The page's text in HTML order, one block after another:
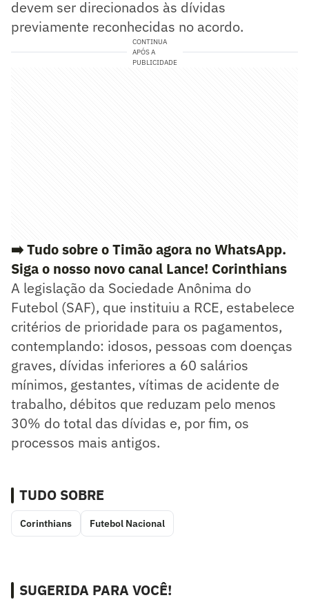
devem ser direcionados às dívidas
previamente reconhecidas no acordo.
CONTINUA
APÓS A
PUBLICIDADE
➡️ Tudo sobre o Timão agora no WhatsApp.
Siga o nosso novo canal Lance! Corinthians
A legislação da Sociedade Anônima do
Futebol (SAF), que instituiu a RCE, estabelece
critérios de prioridade para os pagamentos,
contemplando: idosos, pessoas com doenças
graves, dívidas inferiores a 60 salários
mínimos, gestantes, vítimas de acidente de
trabalho, débitos que reduzam pelo menos
30% do total das dívidas e, por fim, os
processos mais antigos.
TUDO SOBRE
Corinthians Futebol Nacional
SUGERIDA PARA VOCÊ!